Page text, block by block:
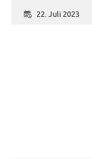
22. Juli 2023